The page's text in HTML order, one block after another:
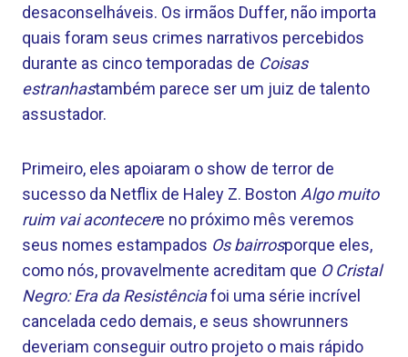
desaconselháveis. Os irmãos Duffer, não importa
quais foram seus crimes narrativos percebidos
durante as cinco temporadas de Coisas
estranhastambém parece ser um juiz de talento
assustador.
Primeiro, eles apoiaram o show de terror de
sucesso da Netflix de Haley Z. Boston Algo muito
ruim vai acontecere no próximo mês veremos
seus nomes estampados Os bairrosporque eles,
como nós, provavelmente acreditam que O Cristal
Negro: Era da Resistênciafoi uma série incrível
cancelada cedo demais, e seus showrunners
deveriam conseguir outro projeto o mais rápido